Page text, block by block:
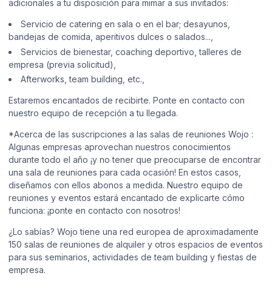
adicionales a tu disposición para mimar a sus invitados:
Servicio de catering en sala o en el bar; desayunos,
bandejas de comida, aperitivos dulces o salados...,
Servicios de bienestar, coaching deportivo, talleres de
empresa (previa solicitud),
Afterworks, team building, etc.,
Estaremos encantados de recibirte. Ponte en contacto con
nuestro equipo de recepción a tu llegada.
*Acerca de las suscripciones a las salas de reuniones Wojo :
Algunas empresas aprovechan nuestros conocimientos
durante todo el año ¡y no tener que preocuparse de encontrar
una sala de reuniones para cada ocasión! En estos casos,
diseñamos con ellos abonos a medida. Nuestro equipo de
reuniones y eventos estará encantado de explicarte cómo
funciona: ¡ponte en contacto con nosotros!
¿Lo sabías? Wojo tiene una red europea de aproximadamente
150 salas de reuniones de alquiler y otros espacios de eventos
para sus seminarios, actividades de team building y fiestas de
empresa.